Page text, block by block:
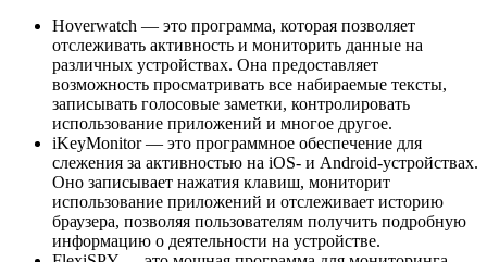
Hoverwatch — это программа, которая позволяет
отслеживать активность и мониторить данные на
различных устройствах. Она предоставляет
возможность просматривать все набираемые тексты,
записывать голосовые заметки, контролировать
использование приложений и многое другое.
iKeyMonitor — это программное обеспечение для
слежения за активностью на iOS- и Android-устройствах.
Оно записывает нажатия клавиш, мониторит
использование приложений и отслеживает историю
браузера, позволяя пользователям получить подробную
информацию о деятельности на устройстве.